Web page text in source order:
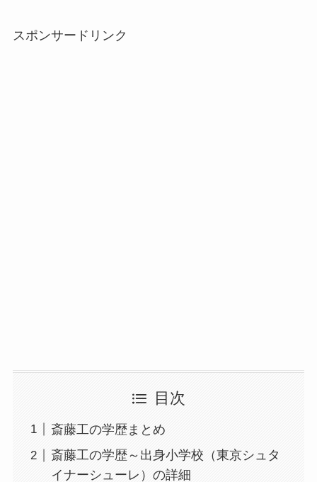
スポンサードリンク
目次
斎藤工の学歴まとめ
斎藤工の学歴～出身小学校（東京シュタ
イナーシューレ）の詳細